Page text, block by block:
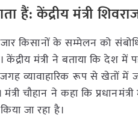
हैं: केंद्रीय मंत्री
किसानों के सम्मेलन को
केंद्रीय मंत्री ने बताया कि
जगह व्यावाहारिक रूप से
चौहान ने कहा कि
जा रहा है।